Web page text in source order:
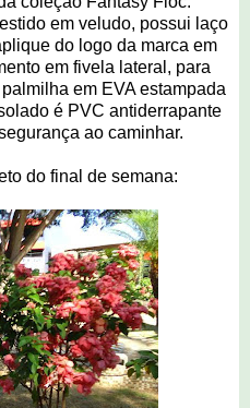
em veludo, possui laço
do logo da marca em
em fivela lateral, para
em EVA estampada
é PVC antiderrapante
ao caminhar.
do final de semana: